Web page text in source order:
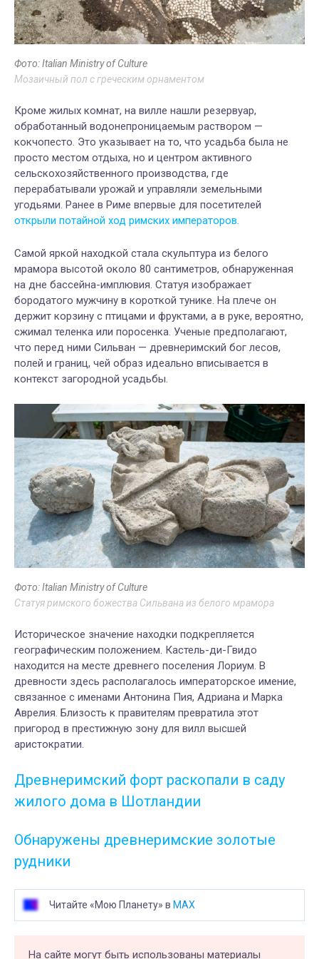
Фото: Italian Ministry of Culture
Мозаичный пол с греческим орнаментом
Кроме жилых комнат, на вилле нашли резервуар,
обработанный водонепроницаемым раствором —
кокчопесто. Это указывает на то, что усадьба была не
просто местом отдыха, но и центром активного
сельскохозяйственного производства, где
перерабатывали урожай и управляли земельными
угодьями. Ранее в Риме впервые для посетителей
открыли потайной ход римских императоров.
Самой яркой находкой стала скульптура из белого
мрамора высотой около 80 сантиметров, обнаруженная
на дне бассейна-имплювия. Статуя изображает
бородатого мужчину в короткой тунике. На плече он
держит корзину с птицами и фруктами, а в руке, вероятно,
сжимал теленка или поросенка. Ученые предполагают,
что перед ними Сильван — древнеримский бог лесов,
полей и границ, чей образ идеально вписывается в
контекст загородной усадьбы.
Фото: Italian Ministry of Culture
Статуя римского божества Сильвана из белого мрамора
Историческое значение находки подкрепляется
географическим положением. Кастель-ди-Гвидо
находится на месте древнего поселения Лориум. В
древности здесь располагалось императорское имение,
связанное с именами Антонина Пия, Адриана и Марка
Аврелия. Близость к правителям превратила этот
пригород в престижную зону для вилл высшей
аристократии.
Древнеримский форт раскопали в саду
жилого дома в Шотландии
Обнаружены древнеримские золотые
рудники
Читайте «Мою Планету» в MAX
На сайте могут быть использованы материалы